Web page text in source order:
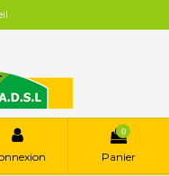
0
Panier